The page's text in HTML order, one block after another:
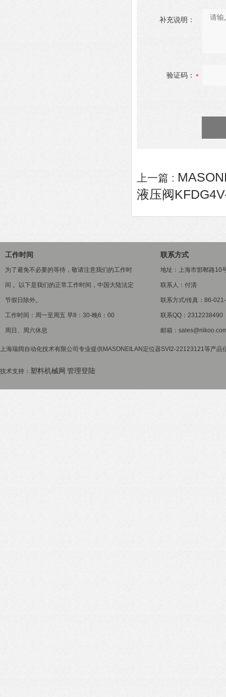
补充说明：
验证码：
上一篇 :
液压阀
工作时间
为了避免不必要的等待，敬请注意我们的工作时
间 。以下是我们的正常工作时间，中国大陆法定
节假日除外。
工作时间：周一至周五 早8：30-晚6：00
周日、周六休息
联系方式
地址：上海市邯郸路10
联系人：付清
联系方式/传真：86-
联系QQ：2312238490
邮箱：
上海瑞阔自动化技术有限公司专业提供MASONEILAN定位器SVI2-22123121等产品
技术支持： 塑料机械网 管理登陆